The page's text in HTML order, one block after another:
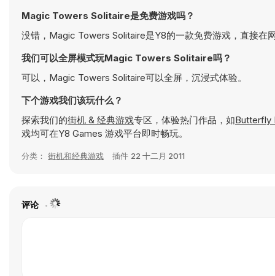
Magic Towers Solitaire是免费游戏吗？
没错，Magic Towers Solitaire是Y8的一款免费游戏，直接在
我们可以全屏模式玩Magic Towers Solitaire吗？
可以，Magic Towers Solitaire可以全屏，沉浸式体验。
下个游戏我们该玩什么？
探索我们的街机 & 经典游戏专区，体验热门作品，如Butterfly
戏均可在Y8 Games 游戏平台即时畅玩。
分类： 街机和经典游戏 插件 22 十二月 2011
评论